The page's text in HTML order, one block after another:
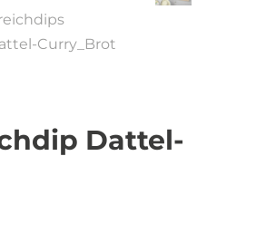
Dattel-